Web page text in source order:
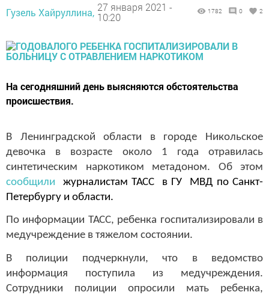
Гузель Хайруллина, 27 января 2021 -
10:20
1782 0 2
На сегодняшний день выясняются обстоятельства
происшествия.
В Ленинградской области в городе Никольское
девочка в возрасте около 1 года отравилась
синтетическим наркотиком метадоном. Об этом
сообщили
журналистам ТАСС в ГУ МВД по Санкт-
Петербургу и области.
По информации ТАСС, ребенка госпитализировали в
медучреждение в тяжелом состоянии.
В полиции подчеркнули, что в ведомство
информация поступила из медучреждения.
Сотрудники полиции опросили мать ребенка,